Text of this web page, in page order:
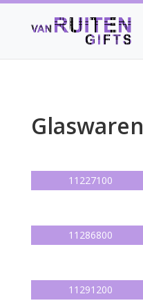
Glaswaren
11227100
11286800
11291200